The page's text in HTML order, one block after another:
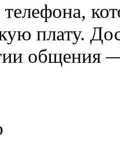
плату.
общения